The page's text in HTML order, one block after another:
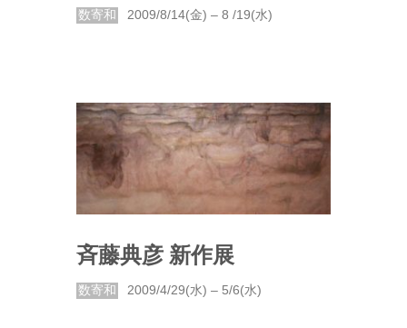
数寄和 2009/8/14(金) – 8 /19(水)
斉藤典彦 新作展
数寄和 2009/4/29(水) – 5/6(水)